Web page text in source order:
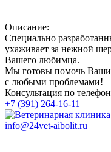
Описание:
Специально
ухаживает за нежной
Вашего любимца.
Мы готовы помочь
с любыми проблемами!
Консультация по
+7 (391) 264-16-11
info@24vet-aibolit.ru